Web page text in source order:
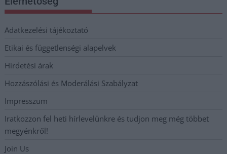
Adatkezelési tájékoztató
Etikai és függetlenségi alapelvek
Hirdetési árak
Hozzászólási és Moderálási Szabályzat
Impresszum
Iratkozzon fel heti hírlevelünkre és tudjon meg még többet
megyénkről!
Join Us